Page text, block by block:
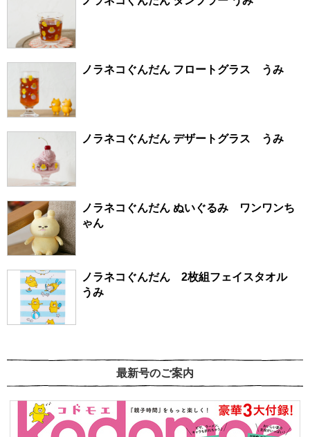
ノラネコぐんだん フロートグラス うみ
ノラネコぐんだん デザートグラス うみ
ノラネコぐんだん ぬいぐるみ ワンワンち
ゃん
ノラネコぐんだん 2枚組フェイスタオル
うみ
最新号のご案内